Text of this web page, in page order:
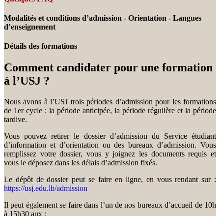
Modalités et conditions d’admission - Orientation - Langues
d’enseignement
Détails des formations
Comment candidater pour une formation
à l’USJ ?
Nous avons à l’USJ trois périodes d’admission pour les formations
de 1er cycle : la période anticipée, la période régulière et la période
tardive.
Vous pouvez retirer le dossier d’admission du Service étudiant
d’information et d’orientation ou des bureaux d’admission. Vous
remplissez votre dossier, vous y joignez les documents requis et
vous le déposez dans les délais d’admission fixés.
Le dépôt de dossier peut se faire en ligne, en vous rendant sur :
https://usj.edu.lb/admission
Il peut également se faire dans l’un de nos bureaux d’accueil de 10h
à 15h30 aux :